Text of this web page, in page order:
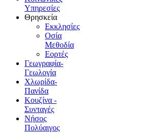
Υπηρεσίες
Θρησκεία
Εκκλησίες
Οσία
Μεθοδία
Εορτές
Γεωγραφία-
Γεωλογία
Χλωρίδα-
Πανίδα
Κουζίνα -
Συνταγές
Νήσος
Πολύαιγος